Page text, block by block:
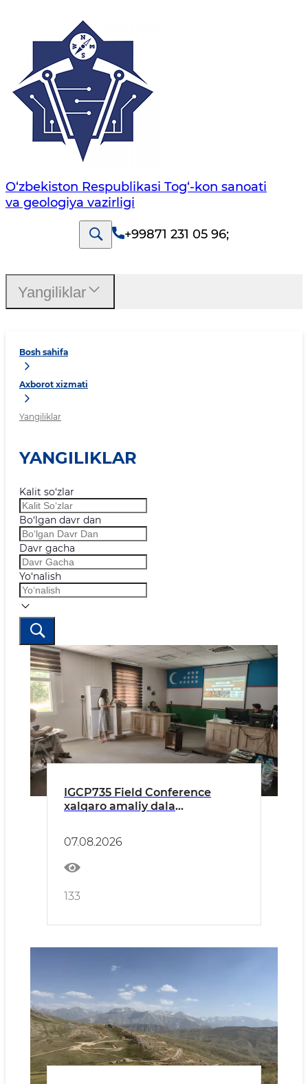
O‘zbekiston Respublikasi Tog‘-kon sanoati
va geologiya vazirligi
+99871 231 05 96;
Bosh sahifa
Axborot xizmati
Yangiliklar
YANGILIKLAR
Kalit so‘zlar
Bo‘lgan davr dan
Davr gacha
Yo‘nalish
IGCP735 Field Conference
xalqaro amaliy dala
07.08.2026
133
Yangiliklar